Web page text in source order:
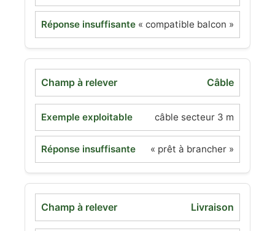
« compatible balcon »
Câble
câble secteur 3 m
« prêt à brancher »
Livraison